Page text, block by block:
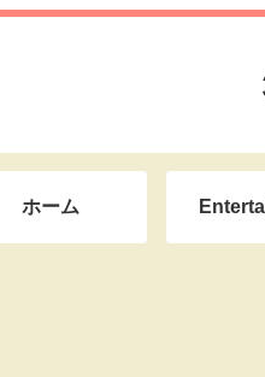
ホーム